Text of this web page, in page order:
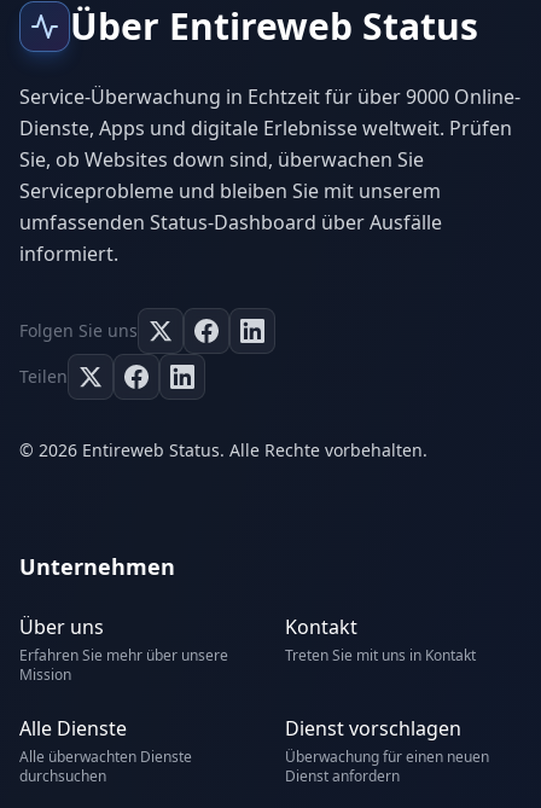
Über Entireweb Status
Service-Überwachung in Echtzeit für über 9000 Online-
Dienste, Apps und digitale Erlebnisse weltweit. Prüfen
Sie, ob Websites down sind, überwachen Sie
Serviceprobleme und bleiben Sie mit unserem
umfassenden Status-Dashboard über Ausfälle
informiert.
Folgen Sie uns
Teilen
© 2026 Entireweb Status. Alle Rechte vorbehalten.
Unternehmen
Über uns
Erfahren Sie mehr über unsere
Mission
Kontakt
Treten Sie mit uns in Kontakt
Alle Dienste
Alle überwachten Dienste
durchsuchen
Dienst vorschlagen
Überwachung für einen neuen
Dienst anfordern